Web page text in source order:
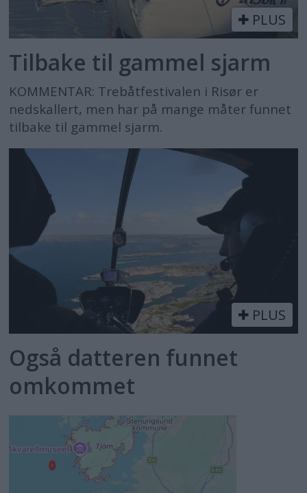
PLUS
Tilbake til gammel sjarm
KOMMENTAR: Trebåtfestivalen i Risør er
nedskallert, men har på mange måter funnet
tilbake til gammel sjarm.
PLUS
Også datteren funnet
omkommet